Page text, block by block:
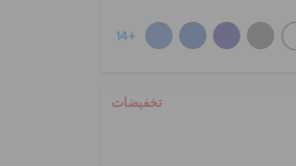
+14
تخفيضات